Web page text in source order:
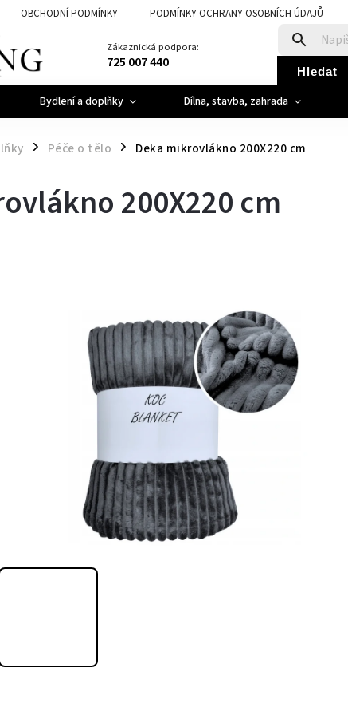
OBCHODNÍ PODMÍNKY PODMÍNKY OCHRANY OSOBNÍCH ÚDAJŮ
Zákaznická podpora:
725 007 440 Hledat
Bydlení a doplňky Dílna, stavba, zahrada
/ Péče o tělo / Deka mikrovlákno 200X220 cm
200X220 cm